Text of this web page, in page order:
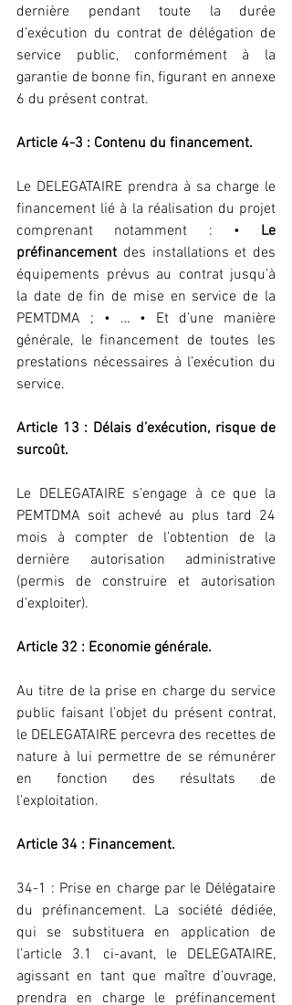
dernière pendant toute la durée
d’exécution du contrat de délégation de
service public, conformément à la
garantie de bonne fin, figurant en annexe
6 du présent contrat.
Article 4-3 : Contenu du financement.
Le DELEGATAIRE prendra à sa charge le
financement lié à la réalisation du projet
comprenant notamment : • Le
préfinancement des installations et des
équipements prévus au contrat jusqu’à
la date de fin de mise en service de la
PEMTDMA ; • … • Et d’une manière
générale, le financement de toutes les
prestations nécessaires à l’exécution du
service.
Article 13 : Délais d’exécution, risque de
surcoût.
Le DELEGATAIRE s’engage à ce que la
PEMTDMA soit achevé au plus tard 24
mois à compter de l’obtention de la
dernière autorisation administrative
(permis de construire et autorisation
d’exploiter).
Article 32 : Economie générale.
Au titre de la prise en charge du service
public faisant l’objet du présent contrat,
le DELEGATAIRE percevra des recettes de
nature à lui permettre de se rémunérer
en fonction des résultats de
l’exploitation.
Article 34 : Financement.
34-1 : Prise en charge par le Délégataire
du préfinancement. La société dédiée,
qui se substituera en application de
l’article 3.1 ci-avant, le DELEGATAIRE,
agissant en tant que maître d’ouvrage,
prendra en charge le préfinancement